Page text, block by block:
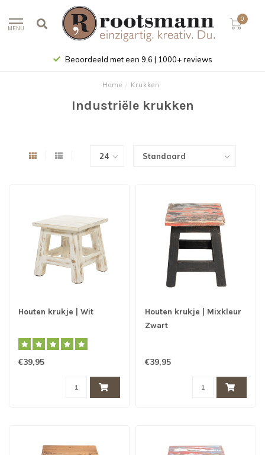
MENU
0
Beoordeeld met een 9,6 | 1000+ reviews
Home / Krukken
Industriële krukken
Houten krukje | Wit
€39,95
Houten krukje | Mixkleur
Zwart
€39,95